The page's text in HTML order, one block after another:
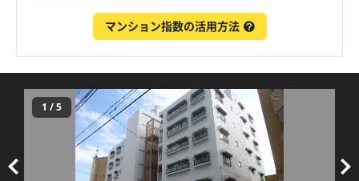
マンション指数の活用方法
1 /5